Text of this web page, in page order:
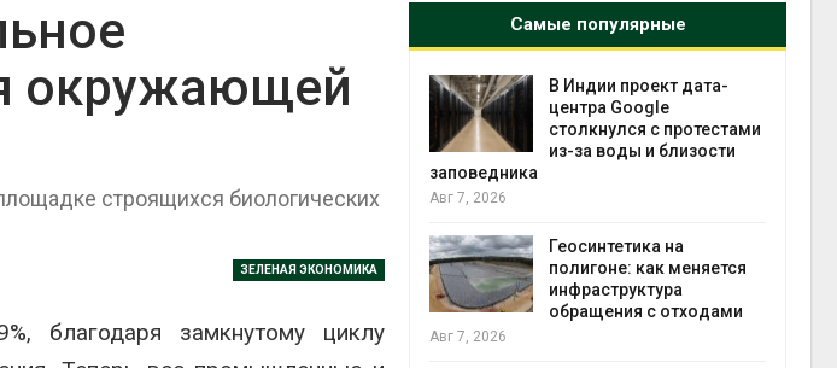
окружающей
строящихся биологических
ЗЕЛЕНАЯ ЭКОНОМИКА
благодаря замкнутому циклу
Самые популярные
Южная Корея ускорит
развитие солнечной
Камы в августе может
Авг 7, 2026
В Индии проект дата-
центра Google
столкнулся с протестами
из-за воды и близости
заповедника
Авг 7, 2026
Геосинтетика на
полигоне: как меняется
инфраструктура
обращения с отходами
Авг 7, 2026